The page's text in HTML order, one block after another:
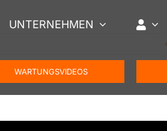
UNTERNEHMEN
WARTUNGSVIDEOS